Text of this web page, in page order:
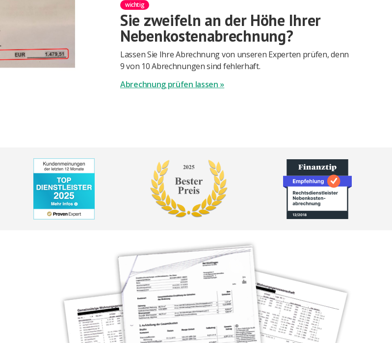
wichtig
Sie zweifeln an der Höhe Ihrer
Nebenkosten­abrechnung?
Lassen Sie Ihre Abrechnung von unseren Experten prüfen, denn
9 von 10 Abrechnungen sind fehlerhaft.
Abrechnung prüfen lassen »